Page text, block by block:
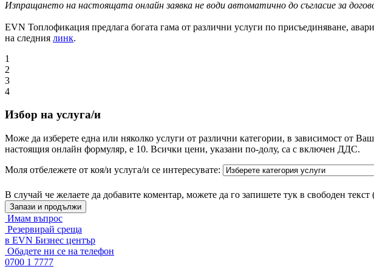
Изпращането на настоящата онлайн заявка не води автоматично до съгласие за
EVN Топлофикация предлага богата гама от различни услуги по присъединяване,
на следния линк.
1
2
3
4
Избор на услуга/и
Може да изберете една или няколко услуги от различни категории, в зависимост от
настоящия онлайн формуляр, е 10. Всички цени, указани по-долу, са с включен ДДС.
Моля отбележете от коя/и услуга/и се интересувате:
В случай че желаете да добавите коментар, можете да го запишете тук в свободен
Имам въпрос
Резервирай среща
в EVN Бизнес център
Обадете ни се на телефон
0700 1 7777